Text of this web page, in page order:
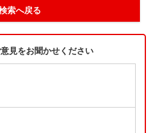
索へ戻る
見をお聞かせください